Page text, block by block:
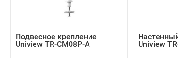
Подвесное крепление
Uniview TR-CM08P-A
Uniview